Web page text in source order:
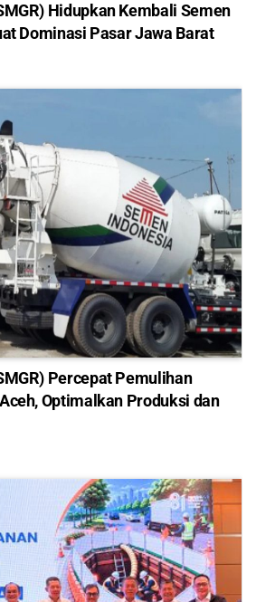
Hidupkan Kembali Semen
Dominasi Pasar Jawa Barat
Percepat Pemulihan
Optimalkan Produksi dan